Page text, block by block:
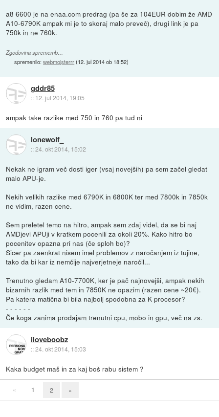
a8 6600 je na enaa.com predrag (pa še za 104EUR dobim že AMD
A10-6790K ampak mi je to skoraj malo preveč), drugi link je pa
750k in ne 760k.
Zgodovina sprememb…
spremenilo:webmojsterrr(12. jul 2014 ob 18:52)
gddr85
:: 12. jul 2014, 19:05
ampak take razlike med 750 in 760 pa tud ni
lonewolf_
::24. okt 2014, 15:02
Nekak ne igram več dosti iger (vsaj novejših) pa sem začel gledat
malo APU-je.
Nekih velikih razlike med 6790K in 6800K ter med 7800k in 7850k
ne vidim, razen cene.
Sem preletel temo na hitro, ampak sem zdaj videl, da se bi naj
AMDjevi APUji v kratkem pocenili za okoli 20%. Kako hitro bo
pocenitev opazna pri nas (če sploh bo)?
Sicer pa zaenkrat nisem imel problemov z naročanjem iz tujine,
tako da bi kar iz nemčije najverjetneje naročil...
Trenutno gledam A10-7700K, ker je pač najnovejši, ampak nekih
bizarnih razlik med tem in 7850K ne opazim (razen cene ~20€).
Pa katera matična bi bila najbolj spodobna za K procesor?
- - - - - -
Če koga zanima prodajam trenutni cpu, mobo in gpu, več na zs.
iloveboobz
::24. okt 2014, 15:03
Kaka budget maš in za kaj boš rabu sistem ?
« 1 2 »